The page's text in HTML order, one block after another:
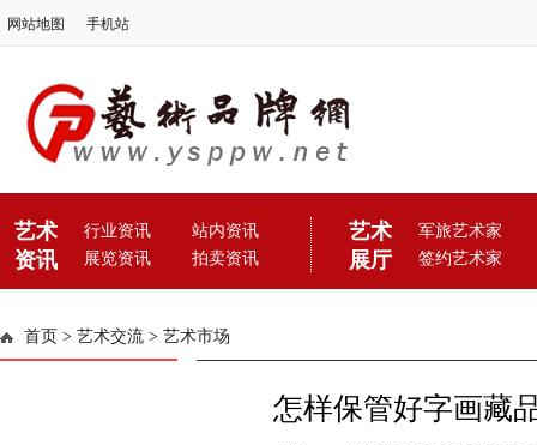
网站地图 手机站
艺术
资讯
行业资讯
站内资讯
展览资讯
拍卖资讯
艺术
展厅
军旅艺术家
签约艺术家
首页 > 艺术交流 > 艺术市场
怎样保管好字画藏